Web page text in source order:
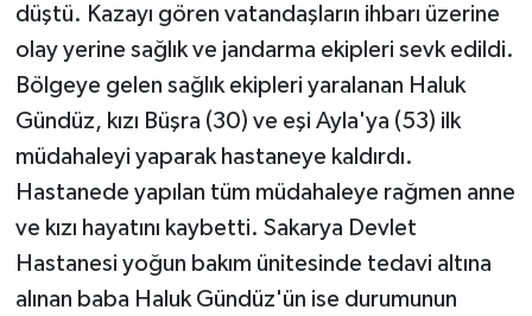
düştü. Kazayı gören vatandaşların ihbarı üzerine
olay yerine sağlık ve jandarma ekipleri sevk edildi.
Bölgeye gelen sağlık ekipleri yaralanan Haluk
Gündüz, kızı Büşra (30) ve eşi Ayla'ya (53) ilk
müdahaleyi yaparak hastaneye kaldırdı.
Hastanede yapılan tüm müdahaleye rağmen anne
ve kızı hayatını kaybetti. Sakarya Devlet
Hastanesi yoğun bakım ünitesinde tedavi altına
alınan baba Haluk Gündüz'ün ise durumunun